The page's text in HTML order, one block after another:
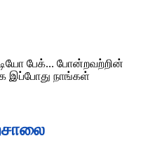
பேக்... போன்றவற்றின்
இப்போது நாங்கள்